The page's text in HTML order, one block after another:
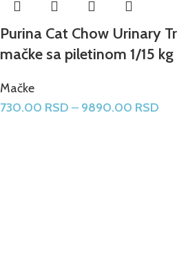
Purina Cat Chow Urinary
mačke sa piletinom 1/15 kg
Mačke
730.00 RSD – 9890.00 RSD